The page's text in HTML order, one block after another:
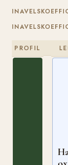
PROFIL